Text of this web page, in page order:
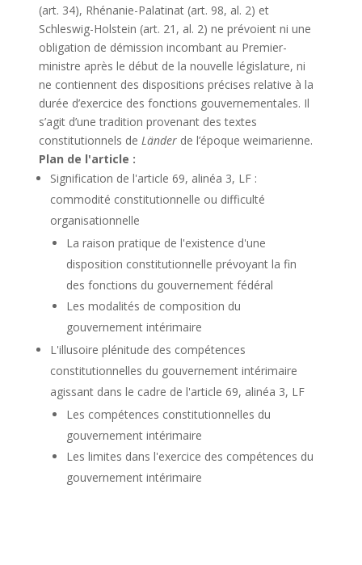
(art. 34), Rhénanie-Palatinat (art. 98, al. 2) et
Schleswig-Holstein (art. 21, al. 2) ne prévoient ni une
obligation de démission incombant au Premier-
ministre après le début de la nouvelle législature, ni
ne contiennent des dispositions précises relative à la
durée d’exercice des fonctions gouvernementales. Il
s’agit d’une tradition provenant des textes
constitutionnels de Länderde l’époque weimarienne.
Plan de l'article :
Signification de l'article 69, alinéa 3, LF :
commodité constitutionnelle ou difficulté
organisationnelle
La raison pratique de l'existence d'une
disposition constitutionnelle prévoyant la fin
des fonctions du gouvernement fédéral
Les modalités de composition du
gouvernement intérimaire
L'illusoire plénitude des compétences
constitutionnelles du gouvernement intérimaire
agissant dans le cadre de l'article 69, alinéa 3, LF
Les compétences constitutionnelles du
gouvernement intérimaire
Les limites dans l'exercice des compétences du
gouvernement intérimaire